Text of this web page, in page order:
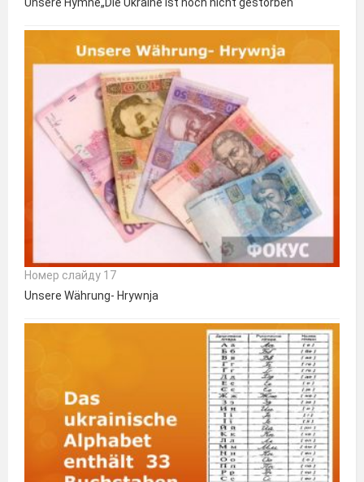
Номер слайду 17
Unsere Währung- Hrywnja